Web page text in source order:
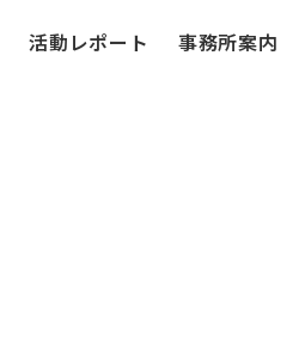
活動レポート 事務所案内